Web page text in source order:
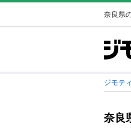
奈良県
ジモテ
奈良